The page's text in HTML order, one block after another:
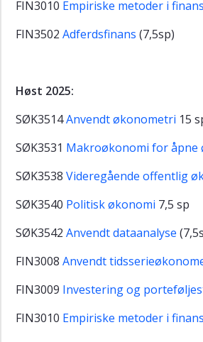
FIN3010 Empiriske metoder i finans
FIN3502 Adferdsfinans (7,5sp)
Høst 2025:
SØK3514Anvendt økonometri 15
SØK3531 Makroøkonomi for åpne
SØK3538 Videregående offentlig
SØK3540 Politisk økonomi 7,5 sp
SØK3542 Anvendt dataanalyse
FIN3008 Anvendt
FIN3009 Investering og
FIN3010 Empiriske metoder i finans